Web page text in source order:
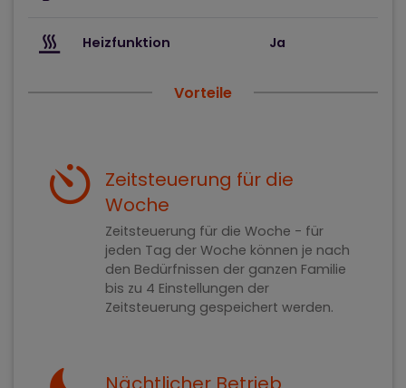
Heizfunktion Ja
Vorteile
Zeitsteuerung für die
Woche
Zeitsteuerung für die Woche - für
jeden Tag der Woche können je nach
den Bedürfnissen der ganzen Familie
bis zu 4 Einstellungen der
Zeitsteuerung gespeichert werden.